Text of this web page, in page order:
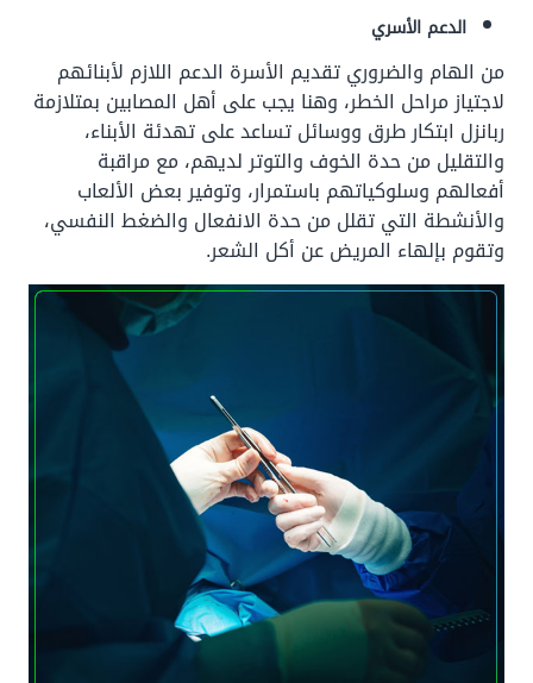
الدعم الأسري
من الهام والضروري تقديم الأسرة الدعم اللازم لأبنائهم
لاجتياز مراحل الخطر، وهنا يجب على أهل المصابين بمتلازمة
ربانزل ابتكار طرق ووسائل تساعد على تهدئة الأبناء،
والتقليل من حدة الخوف والتوتر لديهم، مع مراقبة
أفعالهم وسلوكياتهم باستمرار، وتوفير بعض الألعاب
والأنشطة التي تقلل من حدة الانفعال والضغط النفسي،
وتقوم بإلهاء المريض عن أكل الشعر.